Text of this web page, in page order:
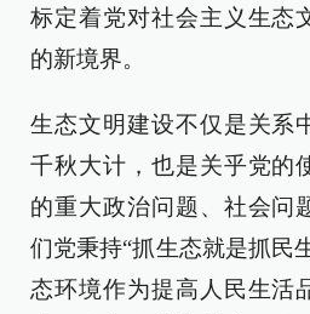
标定着党对社会主义生态
的新境界。
生态文明建设不仅是关系
千秋大计，也是关乎党的
的重大政治问题、社会问
们党秉持“抓生态就是抓民
态环境作为提高人民生活